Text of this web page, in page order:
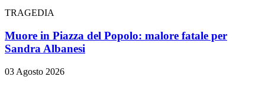
TRAGEDIA
Muore in Piazza del Popolo: malore fatale per
Sandra Albanesi
03 Agosto 2026